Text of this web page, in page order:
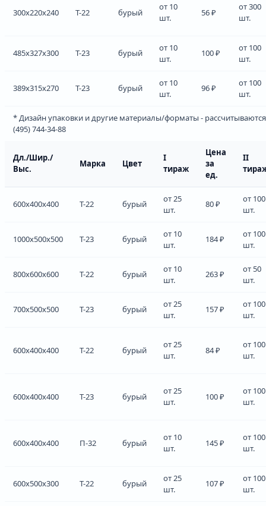
300x220x240 Т-22 бурый
от 10
шт.
56 ₽
от 300
шт.
485x327x300 Т-23 бурый
от 10
шт.
100 ₽
от 100
шт.
389x315x270 Т-23 бурый
от 10
шт.
96 ₽
от 100
шт.
* Дизайн упаковки и другие материалы/форматы -
(495) 744-34-88
Дл./Шир./
Выс.
Марка Цвет
I
тираж
Цена
за
ед.
II
600x400x400 Т-22 бурый
от 25
шт.
80 ₽
от 100
шт.
1000x500x500 Т-23 бурый
от 10
шт.
184 ₽
от 100
шт.
800x600x600 Т-22 бурый
от 10
шт.
263 ₽
от 50
шт.
700x500x500 Т-23 бурый
от 25
шт.
157 ₽
от 100
шт.
600x400x400 Т-22 бурый
от 25
шт.
84 ₽
от 100
шт.
600x400x400 Т-23 бурый
от 25
шт.
100 ₽
от 100
шт.
600x400x400 П-32 бурый
от 10
шт.
145 ₽
от 100
шт.
600x500x300 Т-22 бурый
от 25
шт.
107 ₽
от 100
шт.